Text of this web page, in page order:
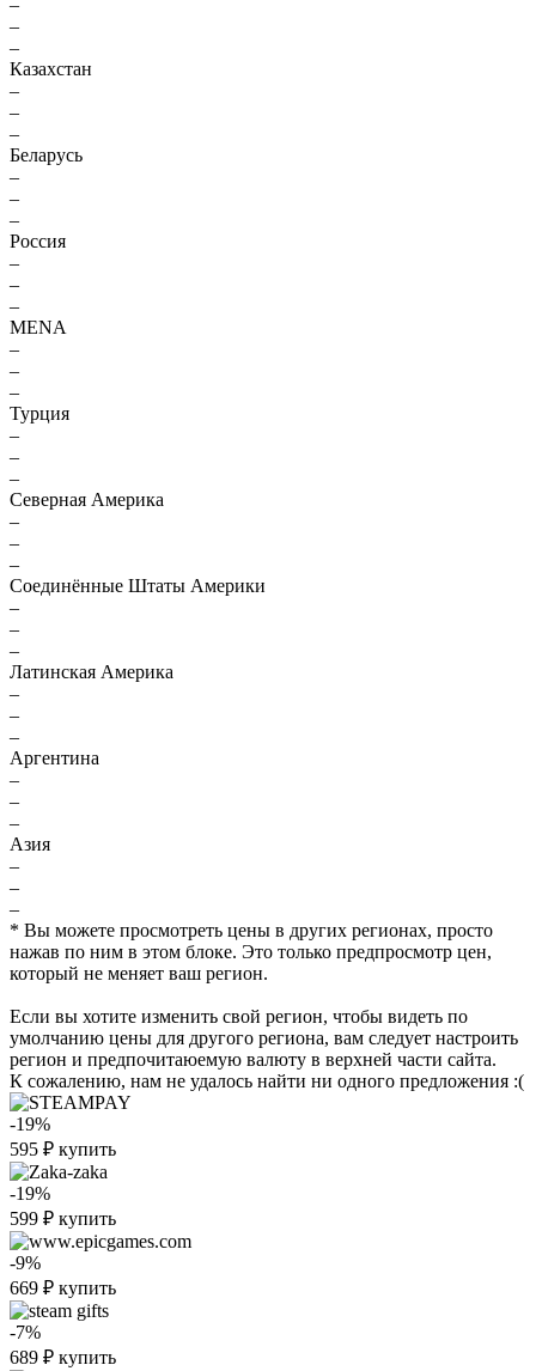
–
–
–
Казахстан
–
–
–
Беларусь
–
–
–
Россия
–
–
–
MENA
–
–
–
Турция
–
–
–
Северная Америка
–
–
–
Соединённые Штаты Америки
–
–
–
Латинская Америка
–
–
–
Аргентина
–
–
–
Азия
–
–
–
* Вы можете просмотреть цены в других регионах, просто
нажав по ним в этом блоке. Это только предпросмотр цен,
который не меняет ваш регион.
Если вы хотите изменить свой регион, чтобы видеть по
умолчанию цены для другого региона, вам следует настроить
регион и предпочитаюемую валюту в верхней части сайта.
К сожалению, нам не удалось найти ни одного предложения :(
-19%
595 ₽ купить
-19%
599 ₽ купить
-9%
669 ₽ купить
-7%
689 ₽ купить